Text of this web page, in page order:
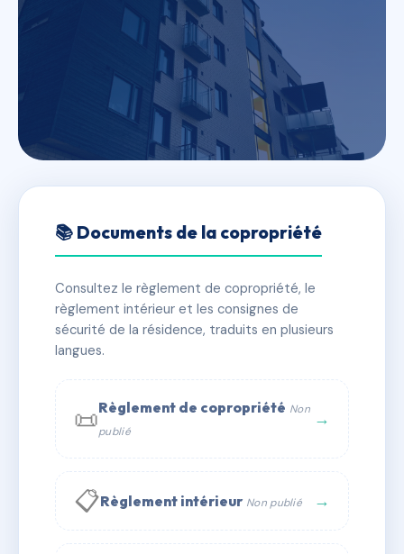
LIBÉRATION
✓ Immatriculée 🏠 13 lots 🏗 1 bâtiment(s)
📞 Contacter Syndic Digital
📚 Documents de la copropriété
Consultez le règlement de copropriété, le
règlement intérieur et les consignes de
sécurité de la résidence, traduits en plusieurs
langues.
📜Règlement de copropriété Non
publié
→
📋Règlement intérieur Non publié →